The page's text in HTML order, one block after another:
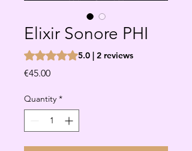
Elixir Sonore PHI
Rating is 5.0 out of five stars based on 2
5.0 | 2 reviews
€45.00Price
Quantity *